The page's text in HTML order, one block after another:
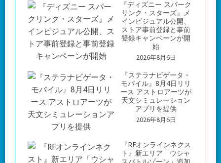
『ディズニー スパーク
リンク・スターズ』メ
インビジュアル公開、
ストア事前登録と事前
登録キャンペーンが開
始
2026年8月6日
『ステラナビゲータ・
モバイル』8月4日リリ
ース アストロアーツが
天文シミュレーション
アプリを提供
2026年8月6日
『RFオンラインネクス
ト』新エリア「ウシャ